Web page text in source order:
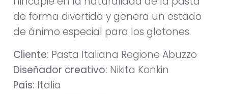
de forma divertida y genera un estado
de ánimo especial para los glotones.
Cliente: Pasta Italiana Regione Abuzzo
Diseñador creativo: Nikita Konkin
País: Italia